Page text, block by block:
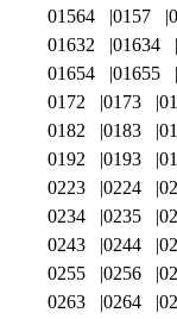
01564
0157
01632
01634
01654
01655
0172
0173
0182
0183
0192
0193
0223
0224
0234
0235
0243
0244
0255
0256
0263
0264